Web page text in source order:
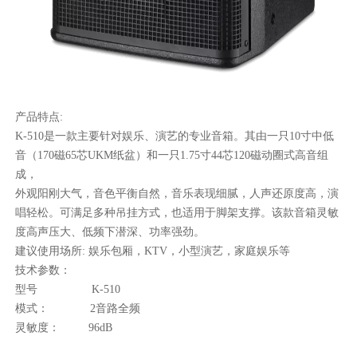
产品特点:
K-510是一款主要针对娱乐、演艺的专业音箱。其由一只10寸中低
音（170磁65芯UKM纸盆）和一只1.75寸44芯120磁动圈式高音组
成，
外观阳刚大气，音色平衡自然，音乐表现细腻，人声还原度高，演
唱轻松。可满足多种吊挂方式，也适用于脚架支撑。该款音箱灵敏
度高声压大、低频下潜深、功率强劲。
建议使用场所: 娱乐包厢，KTV，小型演艺，家庭娱乐等
技术参数：
型号 K-510
模式： 2音路全频
灵敏度： 96dB